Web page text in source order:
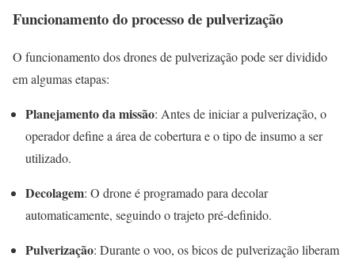
Funcionamento do processo de pulverização
O funcionamento dos drones de pulverização pode ser dividido
em algumas etapas:
Planejamento da missão: Antes de iniciar a pulverização, o
operador define a área de cobertura e o tipo de insumo a ser
utilizado.
Decolagem: O drone é programado para decolar
automaticamente, seguindo o trajeto pré-definido.
Pulverização: Durante o voo, os bicos de pulverização liberam